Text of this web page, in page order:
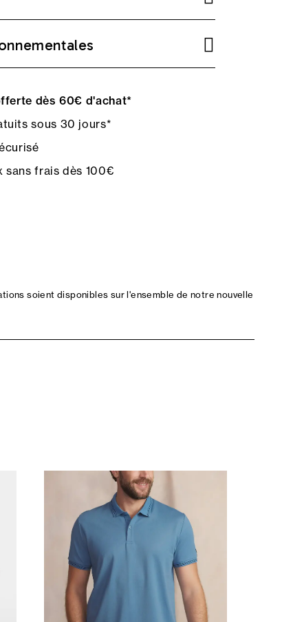
dès 60€ d'achat*
sous 30 jours*
sans frais dès 100€
soient disponibles sur l'ensemble de notre nouvelle